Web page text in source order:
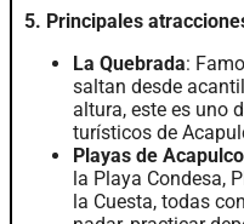
5. Principales
La Quebrada:
saltan desde
altura, este es uno
turísticos de
Playas de Acapulco
la Playa Condesa,
la Cuesta, todas